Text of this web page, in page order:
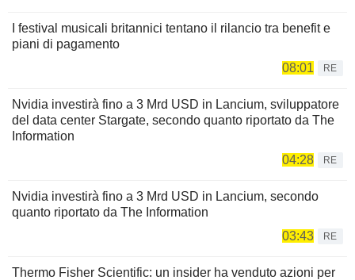
I festival musicali britannici tentano il rilancio tra benefit e
piani di pagamento
08:01
RE
Nvidia investirà fino a 3 Mrd USD in Lancium, sviluppatore
del data center Stargate, secondo quanto riportato da The
Information
04:28
RE
Nvidia investirà fino a 3 Mrd USD in Lancium, secondo
quanto riportato da The Information
03:43
RE
Thermo Fisher Scientific: un insider ha venduto azioni per